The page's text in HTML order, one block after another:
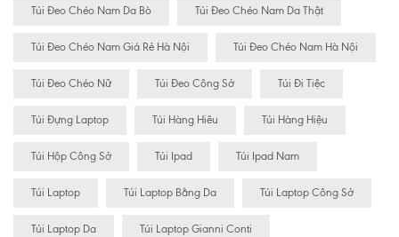
Túi Đeo Chéo Nam Da Bò Túi Đeo Chéo Nam Da Thật
Túi Đeo Chéo Nam Giá Rẻ Hà Nội Túi Đeo Chéo Nam Hà Nội
Túi Đeo Chéo Nữ Túi Đeo Công Sở Túi Đi Tiệc
Túi Đựng Laptop Túi Hàng Hiêu Túi Hàng Hiệu
Túi Hộp Công Sở Túi Ipad Túi Ipad Nam
Túi Laptop Túi Laptop Bằng Da Túi Laptop Công Sở
Túi Laptop Da Túi Laptop Gianni Conti